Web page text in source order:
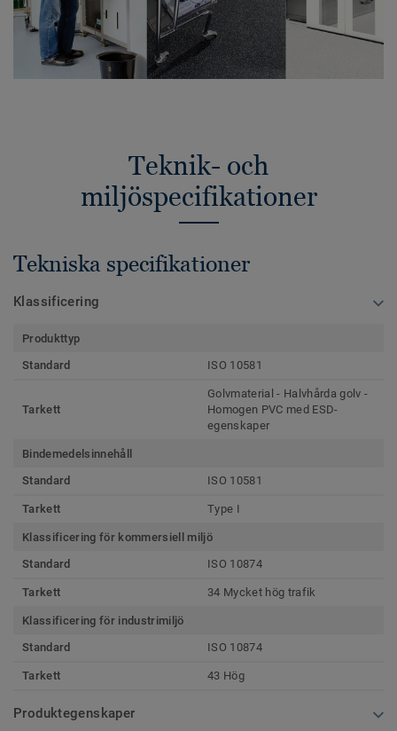
Teknik- och
miljöspecifikationer
Tekniska specifikationer
Klassificering
Produkttyp
Standard
ISO 10581
Tarkett
Golvmaterial - Halvhårda golv -
Homogen PVC med ESD-
egenskaper
Bindemedelsinnehåll
Standard
ISO 10581
Tarkett Type I
Klassificering för kommersiell miljö
Standard
ISO 10874
Tarkett 34 Mycket hög trafik
Klassificering för industrimiljö
Standard
ISO 10874
Tarkett 43 Hög
Produktegenskaper